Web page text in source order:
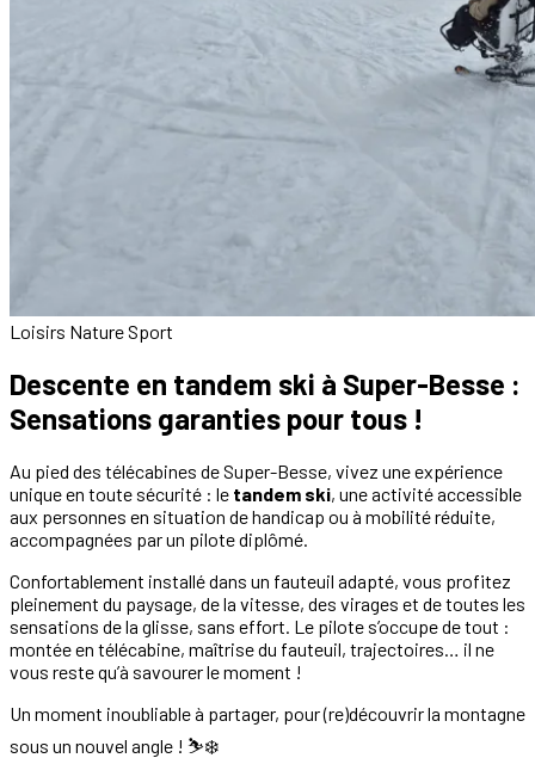
Loisirs NatureSport
Descente en tandem ski à Super-Besse :
Sensations garanties pour tous !
Au pied des télécabines de Super-Besse, vivez une expérience
unique en toute sécurité : le tandem ski, une activité accessible
aux personnes en situation de handicap ou à mobilité réduite,
accompagnées par un pilote diplômé.
Confortablement installé dans un fauteuil adapté, vous profitez
pleinement du paysage, de la vitesse, des virages et de toutes les
sensations de la glisse, sans effort. Le pilote s’occupe de tout :
montée en télécabine, maîtrise du fauteuil, trajectoires… il ne
vous reste qu’à savourer le moment !
Un moment inoubliable à partager, pour (re)découvrir la montagne
sous un nouvel angle ! ⛷❄️